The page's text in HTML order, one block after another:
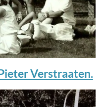
Verstraaten.